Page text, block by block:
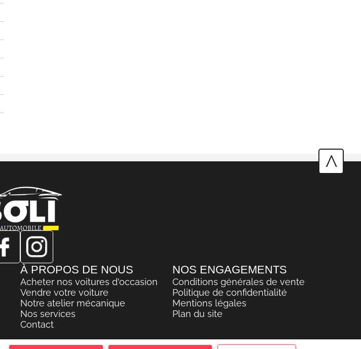
^
À PROPOS DE NOUS
Acheter nos voitures d'occasion
Vendre votre voiture
Notre atelier mécanique
Nos services
Contact
NOS ENGAGEMENTS
Conditions générales de vente
Politique de confidentialité
Mentions légales
Plan du site